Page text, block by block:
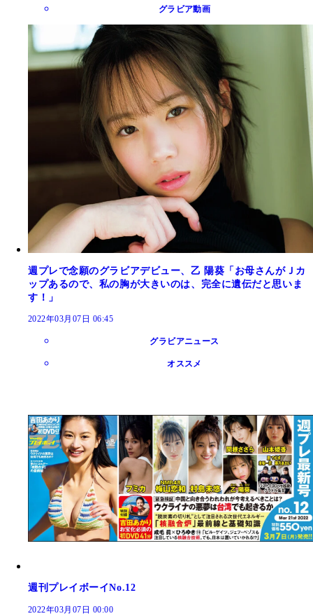
グラビア動画
週プレで念願のグラビアデビュー、乙 陽葵「お母さんがＪカ
ップあるので、私の胸が大きいのは、完全に遺伝だと思いま
す！」
2022年03月07日 06:45
グラビアニュース
オススメ
週刊プレイボーイNo.12
2022年03月07日 00:00